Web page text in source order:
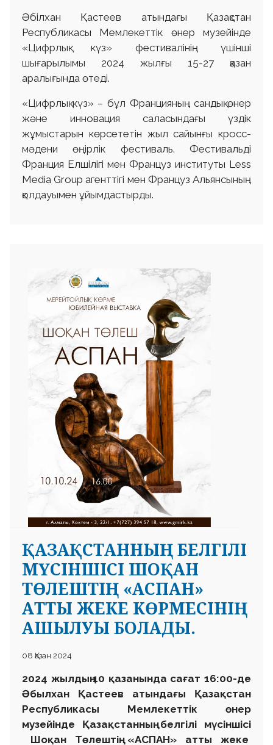
Әбілхан Қастеев атындағы Қазақстан
Республикасы Мемлекеттік өнер музейінде
«Цифрлық күз» фестивалінің үшінші
шығарылымы 2024 жылғы 15-27 қазан
аралығында өтеді.
«Цифрлық күз» – бұл Францияның сандық өнер
және инновация саласындағы үздік
жұмыстарын көрсететін жыл сайынғы кросс-
мәдени өңірлік фестиваль. Фестивальді
Франция Елшілігі мен Француз институты Less
Media Group агенттігі мен Француз Альянсының
қолдауымен ұйымдастырды.
ҚАЗАҚСТАННЫҢ БЕЛГІЛІ
МҮСІНШІСІ ШОҚАН
ТӨЛЕШТІҢ «АСПАН»
АТТЫ ЖЕКЕ КӨРМЕСІНІҢ
АШЫЛУЫ БОЛАДЫ.
08 Қазан 2024
2024 жылдың 10 қазанында сағат 16:00-де
Әбылхан Қастеев атындағы Қазақстан
Республикасы Мемлекеттік өнер
музейінде Қазақстанның белгілі мүсіншісі
Шоқан Төлештің «АСПАН» атты жеке